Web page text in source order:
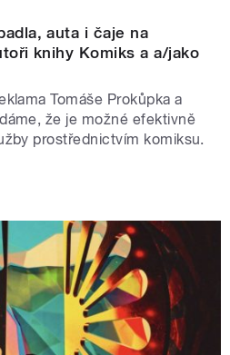
auta i čaje na
knihy Komiks a a/jako
Tomáše Prokůpka a
že je možné efektivně
prostřednictvím komiksu.